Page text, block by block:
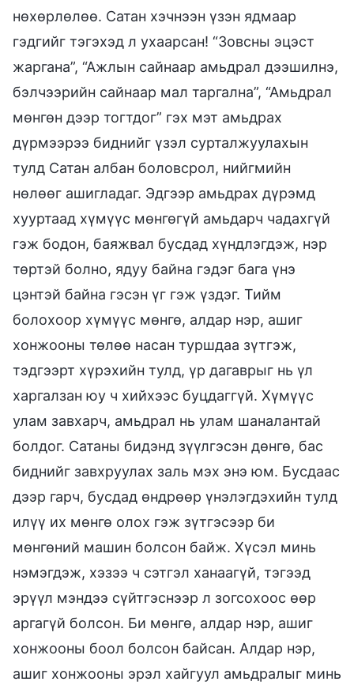
нөхөрлөлөө. Сатан хэчнээн үзэн ядмаар
гэдгийг тэгэхэд л ухаарсан! “Зовсны эцэст
жаргана”, “Ажлын сайнаар амьдрал дээшилнэ,
бэлчээрийн сайнаар мал таргална”, “Амьдрал
мөнгөн дээр тогтдог” гэх мэт амьдрах
дүрмээрээ биднийг үзэл сурталжуулахын
тулд Сатан албан боловсрол, нийгмийн
нөлөөг ашигладаг. Эдгээр амьдрах дүрэмд
хууртаад хүмүүс мөнгөгүй амьдарч чадахгүй
гэж бодон, баяжвал бусдад хүндлэгдэж, нэр
төртэй болно, ядуу байна гэдэг бага үнэ
цэнтэй байна гэсэн үг гэж үздэг. Тийм
болохоор хүмүүс мөнгө, алдар нэр, ашиг
хонжооны төлөө насан туршдаа зүтгэж,
тэдгээрт хүрэхийн тулд, үр дагаврыг нь үл
харгалзан юу ч хийхээс буцдаггүй. Хүмүүс
улам завхарч, амьдрал нь улам шаналантай
болдог. Сатаны бидэнд зүүлгэсэн дөнгө, бас
биднийг завхруулах заль мэх энэ юм. Бусдаас
дээр гарч, бусдад өндрөөр үнэлэгдэхийн тулд
илүү их мөнгө олох гэж зүтгэсээр би
мөнгөний машин болсон байж. Хүсэл минь
нэмэгдэж, хэзээ ч сэтгэл ханаагүй, тэгээд
эрүүл мэндээ сүйтгэснээр л зогсохоос өөр
аргагүй болсон. Би мөнгө, алдар нэр, ашиг
хонжооны боол болсон байсан. Алдар нэр,
ашиг хонжооны эрэл хайгуул амьдралыг минь